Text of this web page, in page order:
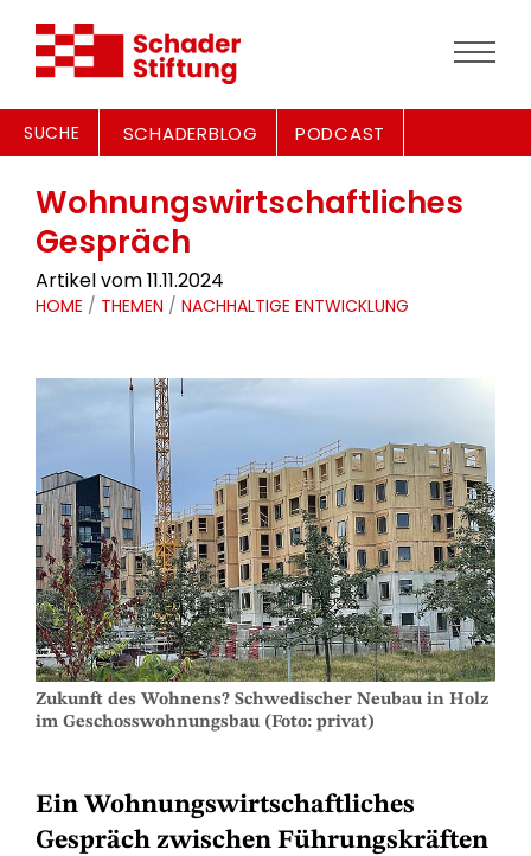
SUCHE SCHADERBLOG PODCAST
Wohnungswirtschaftliches
Gespräch
Artikel vom 11.11.2024
HOME / THEMEN / NACHHALTIGE ENTWICKLUNG
Zukunft des Wohnens? Schwedischer Neubau in Holz
im Geschosswohnungsbau (Foto: privat)
Ein Wohnungswirtschaftliches
Gespräch zwischen Führungskräften